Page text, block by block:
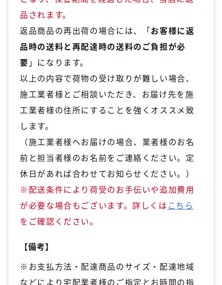
品されます。
返品商品の再出荷の場合には、「お客様に返
品時の送料と再配達時の送料のご負担が必
要 」になります。
以上の内容で荷物の受け取りが難しい場合、
施工業者様とご相談いただき、お届け先を施
工業者様の住所にすることを強くオススメ致
します。
（施工業者様へお届けの場合、業者様のお名
前と担当者様のお名前をご連絡ください。定
休日があれば合わせてお知らせください。）
※配送条件により荷受のお手伝いや追加費用
が必要な場合もございます。詳しくは こちら
をご確認ください。
【備考】
※お支払方法・配達商品のサイズ・配達地域
などにより宅配業者様のご指定とお時間の指